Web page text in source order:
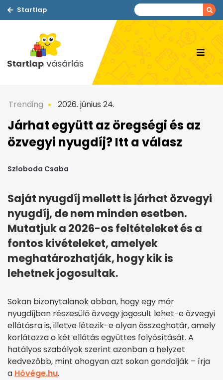
Startlap
Trending 2026. június 24.
Járhat együtt az öregségi és az
özvegyi nyugdíj? Itt a válasz
Szloboda Csaba
Saját nyugdíj mellett is járhat özvegyi
nyugdíj, de nem minden esetben.
Mutatjuk a 2026-os feltételeket és a
fontos kivételeket, amelyek
meghatározhatják, hogy kik is
lehetnek jogosultak.
Sokan bizonytalanok abban, hogy egy már
nyugdíjban részesülő özvegy jogosult lehet-e özvegyi
ellátásra is, illetve létezik-e olyan összeghatár, amely
korlátozza a két ellátás együttes folyósítását. A
hatályos szabályok szerint azonban a helyzet
kedvezőbb, mint ahogyan azt sokan gondolják – írja
a Hóvége.hu.